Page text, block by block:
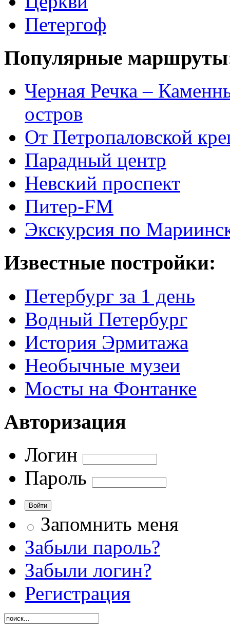
Петергоф
Популярные
Черная Речка –
остров
От Петропаловской
Парадный центр
Невский проспект
Питер-FM
Экскурсия по
Известные постройки:
Петербург за 1 день
Водный Петербург
История Эрмитажа
Необычные музеи
Мосты на Фонтанке
Авторизация
Логин
Пароль
Запомнить меня
Забыли пароль?
Забыли логин?
Регистрация